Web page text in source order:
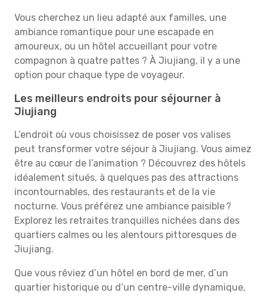
Vous cherchez un lieu adapté aux familles, une
ambiance romantique pour une escapade en
amoureux, ou un hôtel accueillant pour votre
compagnon à quatre pattes ? À Jiujiang, il y a une
option pour chaque type de voyageur.
Les meilleurs endroits pour séjourner à
Jiujiang
L’endroit où vous choisissez de poser vos valises
peut transformer votre séjour à Jiujiang. Vous aimez
être au cœur de l’animation ? Découvrez des hôtels
idéalement situés, à quelques pas des attractions
incontournables, des restaurants et de la vie
nocturne. Vous préférez une ambiance paisible ?
Explorez les retraites tranquilles nichées dans des
quartiers calmes ou les alentours pittoresques de
Jiujiang.
Que vous rêviez d’un hôtel en bord de mer, d’un
quartier historique ou d’un centre-ville dynamique,